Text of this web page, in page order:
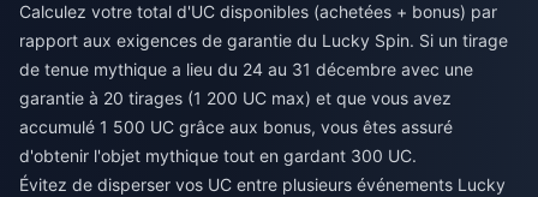
Calculez votre total d'UC disponibles (achetées + bonus) par
rapport aux exigences de garantie du Lucky Spin. Si un tirage
de tenue mythique a lieu du 24 au 31 décembre avec une
garantie à 20 tirages (1 200 UC max) et que vous avez
accumulé 1 500 UC grâce aux bonus, vous êtes assuré
d'obtenir l'objet mythique tout en gardant 300 UC.
Évitez de disperser vos UC entre plusieurs événements Lucky